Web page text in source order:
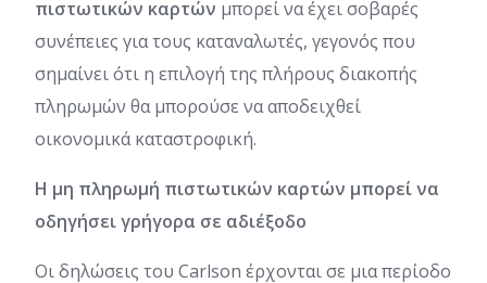
πιστωτικών καρτών μπορεί να έχει σοβαρές
συνέπειες για τους καταναλωτές, γεγονός που
σημαίνει ότι η επιλογή της πλήρους διακοπής
πληρωμών θα μπορούσε να αποδειχθεί
οικονομικά καταστροφική.
Η μη πληρωμή πιστωτικών καρτών μπορεί να
οδηγήσει γρήγορα σε αδιέξοδο
Οι δηλώσεις του Carlson έρχονται σε μια περίοδο